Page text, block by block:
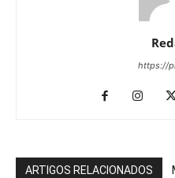
https://
ARTIGOS RELACIONADOS